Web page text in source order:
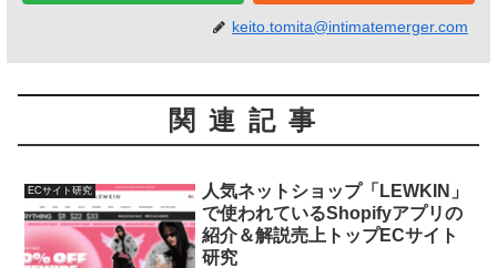
keito.tomita@intimatemerger.com
関連記事
ECサイト研究
人気ネットショップ「LEWKIN」
で使われているShopifyアプリの
紹介＆解説売上トップECサイト
研究